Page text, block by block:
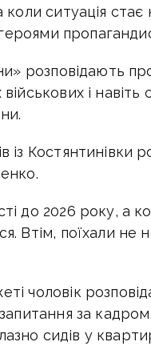
коли ситуація
розповідають
і
Костянтинівки
до 2026 року, а
Втім, поїхали не
чоловік
за
сидів у